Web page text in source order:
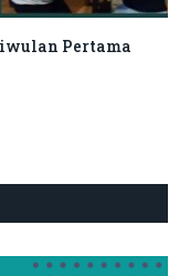
Pertama